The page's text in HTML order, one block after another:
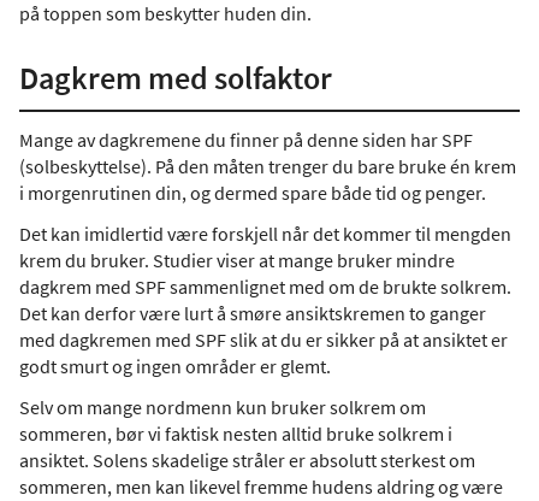
på toppen som beskytter huden din.
Dagkrem med solfaktor
Mange av dagkremene du finner på denne siden har SPF
(solbeskyttelse). På den måten trenger du bare bruke én krem ​​
i morgenrutinen din, og dermed spare både tid og penger.
Det kan imidlertid være forskjell når det kommer til mengden
krem ​​du bruker. Studier viser at mange bruker mindre
dagkrem med SPF sammenlignet med om de brukte solkrem.
Det kan derfor være lurt å smøre ansiktskremen to ganger
med dagkremen med SPF slik at du er sikker på at ansiktet er
godt smurt og ingen områder er glemt.
Selv om mange nordmenn kun bruker solkrem om
sommeren, bør vi faktisk nesten alltid bruke solkrem i
ansiktet. Solens skadelige stråler er absolutt sterkest om
sommeren, men kan likevel fremme hudens aldring og være